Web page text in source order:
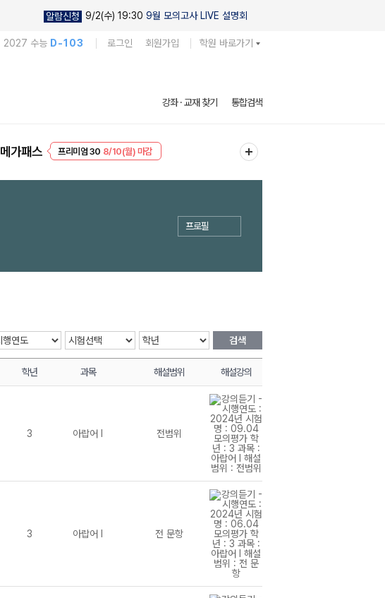
알람신청 9/2(수) 19:30 9월 모의고사 LIVE 설명회
2027 수능 D-103 로그인 회원가입 학원 바로가기
강좌 · 교재 찾기 통합검색
메가패스
프리미엄 30 8/10(월) 마감
프로필
검색
학년 과목 해설범위 해설강의
3 아랍어 I 전범위
3 아랍어 I 전 문항